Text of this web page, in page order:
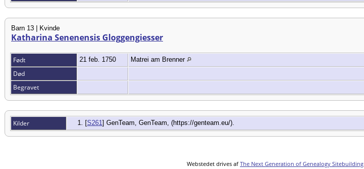
Barn 13 | Kvinde
Katharina Senenensis Gloggengiesser
Født 21 feb. 1750 Matrei am Brenner
Død
Begravet
Kilder [S261] GenTeam, GenTeam, (https://genteam.eu/).
Webstedet drives af The Next Generation of Genealogy Sitebuilding